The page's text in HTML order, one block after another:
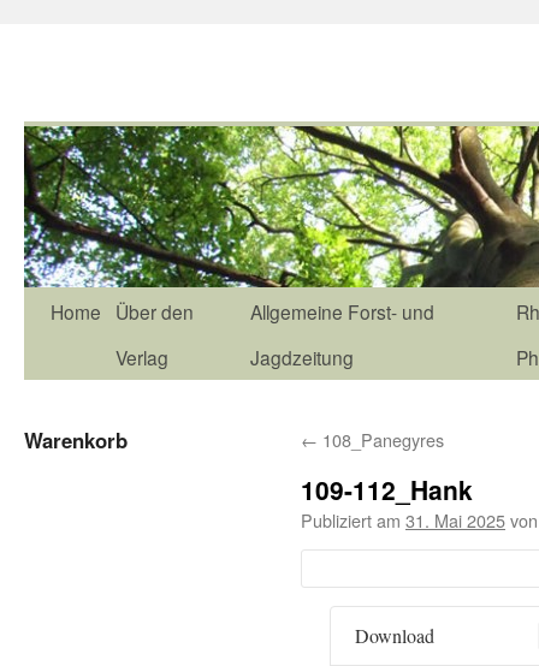
Home
Über den
Verlag
Allgemeine Forst- und
Jagdzeitung
← 108_Panegyres
109-112_Hank
Publiziert am 31. Mai 2025von
Download
Warenkorb